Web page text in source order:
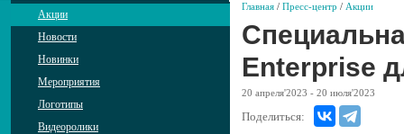
Акции
Новости
Новинки
Мероприятия
Логотипы
Видеоролики
Главная / Пресс-центр / Акции
Enterprise
20 апреля'2023 - 20 июля'2023
Поделиться: